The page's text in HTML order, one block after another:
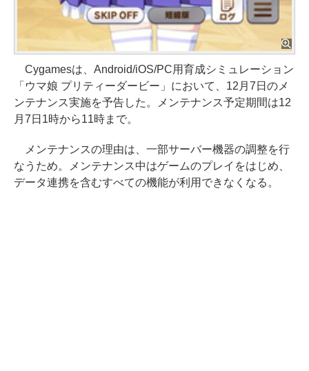
Cygamesは、Android/iOS/PC用育成シミュレーション
「ウマ娘 プリティーダービー」において、12月7日のメ
ンテナンス実施を予告した。メンテナンス予定期間は12
月7日1時から11時まで。
メンテナンスの理由は、一部サーバー機器の調整を行
なうため。メンテナンス中はゲームのプレイをはじめ、
データ連携を含むすべての機能が利用できなくなる。